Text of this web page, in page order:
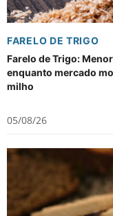
FARELO DE TRIGO
Farelo de Trigo:
enquanto mercado
milho
05/08/26